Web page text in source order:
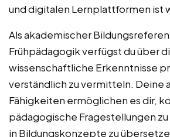
und digitalen Lernplattformen ist
Als akademischer
Frühpädagogik verfügst du über
wissenschaftliche Erkenntnisse
verständlich zu vermitteln. Deine
Fähigkeiten ermöglichen es dir,
pädagogische Fragestellungen
in Bildungskonzepte zu